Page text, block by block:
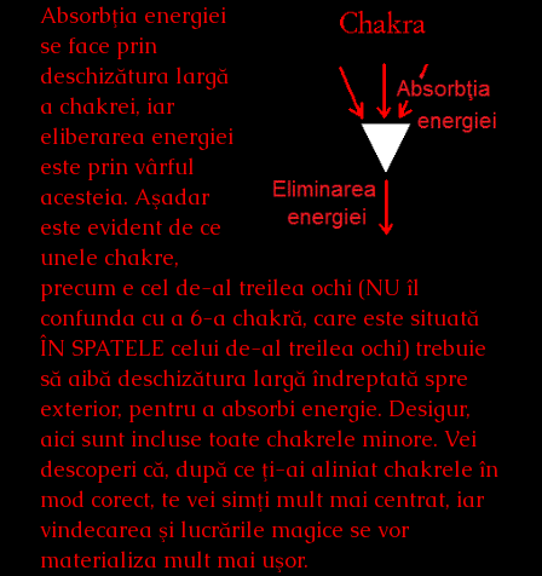
Absorbţia energiei
se face prin
deschizătura largă
a chakrei, iar
eliberarea energiei
este prin vârful
acesteia. Aşadar
este evident de ce
unele chakre,
precum e cel de-al treilea ochi (NU îl
confunda cu a 6-a chakră, care este situată
ÎN SPATELE celui de-al treilea ochi) trebuie
să aibă deschizătura largă îndreptată spre
exterior, pentru a absorbi energie. Desigur,
aici sunt incluse toate chakrele minore. Vei
descoperi că, după ce ţi-ai aliniat chakrele în
mod corect, te vei simţi mult mai centrat, iar
vindecarea şi lucrările magice se vor
materializa mult mai uşor.